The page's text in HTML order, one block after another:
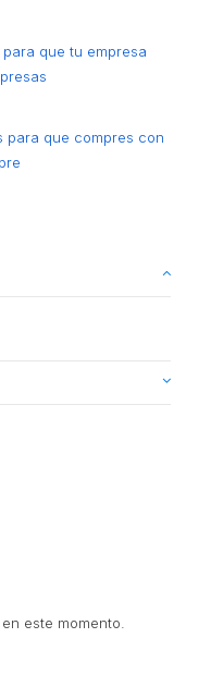
que tu empresa
para que compres con
este momento.